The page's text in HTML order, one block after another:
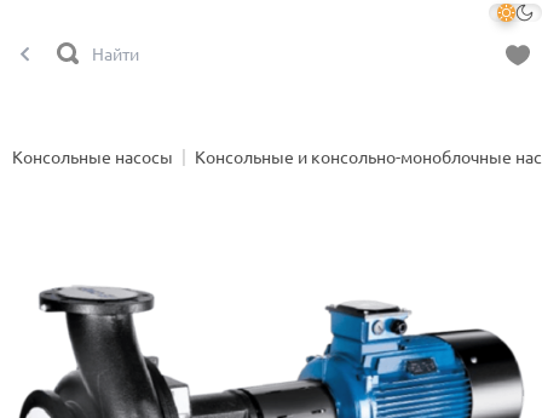
Консольные насосы Консольные и консольно-моноблочные